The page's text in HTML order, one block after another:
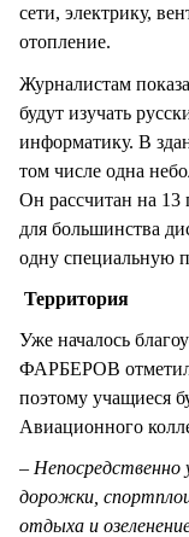
сети, электрику,
отопление.
Журналистам
будут изучать
информатику. В
том числе одна
Он рассчитан на
для большинства
одну специальную
Территория
Уже началось
ФАРБЕРОВ
поэтому учащиеся
Авиационного
– Непосредственно
дорожки,
отдыха и